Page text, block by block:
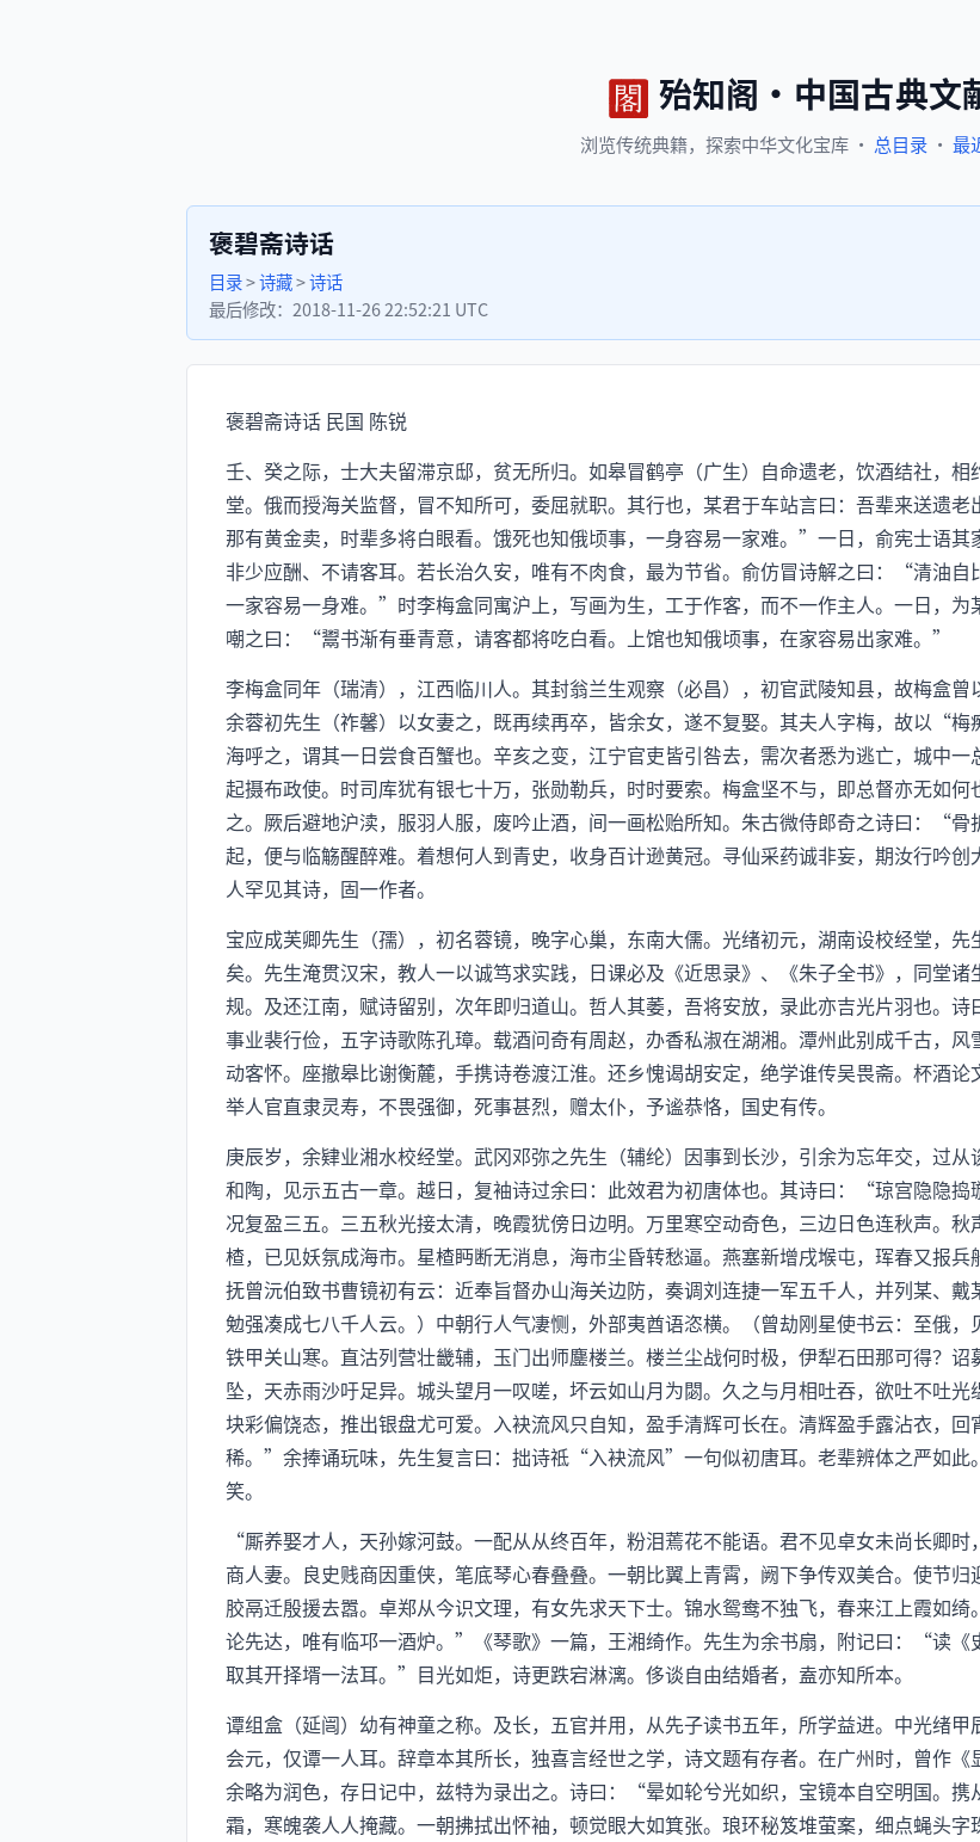
殆知阁 · 中国古典文
浏览传统典籍， 探索中华文化宝库 · 总目录 · 最
褒碧斋诗话
目录>诗藏>诗话
最后修改： 2018-11-26 22:52:21 UTC
褒碧斋诗话 民国 陈锐
壬、癸之际，士大夫留滞京邸，贫无所归。如皋冒鹤亭（广生）自命遗老，饮酒结社，
堂。俄而授海关监督，冒不知所可，委屈就职。其行也，某君于车站言曰：吾辈来送遗
那有黄金卖，时辈多将白眼看。饿死也知俄顷事，一身容易一家难。”一日，俞宪士语
非少应酬、不请客耳。若长治久安，唯有不肉食，最为节省。俞仿冒诗解之曰：“清油自
一家容易一身难。”时李梅盒同寓沪上，写画为生，工于作客，而不一作主人。一日，
嘲之曰：“鬻书渐有垂青意，请客都将吃白看。上馆也知俄顷事，在家容易出家难。”
李梅盒同年（瑞清），江西临川人。其封翁兰生观察（必昌），初官武陵知县，故梅盒
余蓉初先生（祚馨）以女妻之，既再续再卒，皆余女，遂不复娶。其夫人字梅，故以“
海呼之，谓其一日尝食百蟹也。辛亥之变，江宁官吏皆引咎去，需次者悉为逃亡，城中
起摄布政使。时司库犹有银七十万，张勋勒兵，时时要索。梅盒坚不与，即总督亦无如
之。厥后避地沪渎，服羽人服，废吟止酒，间一画松贻所知。朱古微侍郎奇之诗曰：“
起，便与临觞醒醉难。着想何人到青史，收身百计逊黄冠。寻仙采药诚非妄，期汝行吟
人罕见其诗，固一作者。
宝应成芙卿先生（孺），初名蓉镜，晚字心巢，东南大儒。光绪初元，湖南设校经堂，
矣。先生淹贯汉宋，教人一以诚笃求实践，日课必及《近思录》、《朱子全书》，同堂
规。及还江南，赋诗留别，次年即归道山。哲人其萎，吾将安放，录此亦吉光片羽也。
事业裴行俭，五字诗歌陈孔璋。载酒问奇有周赵，办香私淑在湖湘。潭州此别成千古，
动客怀。座撤皋比谢衡麓，手携诗卷渡江淮。还乡愧谒胡安定，绝学谁传吴畏斋。杯酒
举人官直隶灵寿，不畏强御，死事甚烈，赠太仆，予谧恭恪，国史有传。
庚辰岁，余肄业湘水校经堂。武冈邓弥之先生（辅纶）因事到长沙，引余为忘年交，过
和陶，见示五古一章。越日，复袖诗过余曰：此效君为初唐体也。其诗曰：“琼宫隐隐
况复盈三五。三五秋光接太清，晚霞犹傍日边明。万里寒空动奇色，三边日色连秋声。
楂，已见妖氛成海市。星楂眄断无消息，海市尘昏转愁逼。燕塞新增戌堠屯，珲春又报
抚曾沅伯致书曹镜初有云：近奉旨督办山海关边防，奏调刘连捷一军五千人，并列某、戴
勉强凑成七八千人云。）中朝行人气凄恻，外部夷酋语恣横。（曾劫刚星使书云：至俄
铁甲关山寒。直沽列营壮畿辅，玉门出师鏖楼兰。楼兰尘战何时极，伊犁石田那可得？
坠，天赤雨沙吁足异。城头望月一叹嗟，坏云如山月为閟。久之与月相吐吞，欲吐不吐
块彩偏饶态，推出银盘尤可爱。入袂流风只自知，盈手清辉可长在。清辉盈手露沾衣，
稀。”余捧诵玩味，先生复言曰：拙诗祗“入袂流风”一句似初唐耳。老辈辨体之严如此
笑。
“厮养娶才人，天孙嫁河鼓。一配从从终百年，粉泪蔫花不能语。君不见卓女未尚长卿
商人妻。良史贱商因重侠，笔底琴心春叠叠。一朝比翼上青霄，阙下争传双美合。使节归
胶鬲迁殷援去嚣。卓郑从今识文理，有女先求天下士。锦水鸳鸯不独飞，春来江上霞如
论先达，唯有临邛一酒炉。”《琴歌》一篇，王湘绮作。先生为余书扇，附记曰：“读《
取其开择壻一法耳。”目光如炬，诗更跌宕淋漓。侈谈自由结婚者，盍亦知所本。
谭组盒（延闿）幼有神童之称。及长，五官并用，从先子读书五年，所学益进。中光绪
会元，仅谭一人耳。辞章本其所长，独喜言经世之学，诗文题有存者。在广州时，曾作《
余略为润色，存日记中，兹特为录出之。诗曰：“晕如轮兮光如织，宝镜本自空明国。
霜，寒魄袭人人掩藏。一朝拂拭出怀袖，顿觉眼大如箕张。琅环秘笈堆萤案，细点蝇头